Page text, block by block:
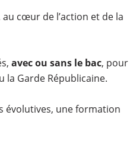
cœur de l’action et de la
avec ou sans le bac, pour
la Garde Républicaine.
évolutives, une formation